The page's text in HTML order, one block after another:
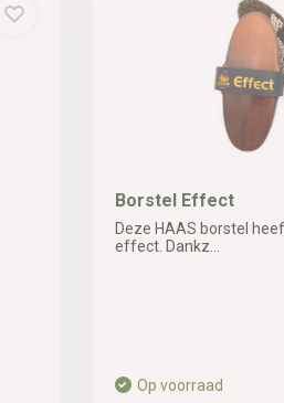
Borstel Effect
Deze HAAS borstel
effect. Dankz...
Op voorraad